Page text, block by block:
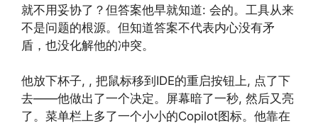
就不用妥协了？但答案他早就知道: 会的。工具从来
不是问题的根源。但知道答案不代表内心没有矛
盾，也没化解他的冲突。
他放下杯子, , 把鼠标移到IDE的重启按钮上, 点了下
去——他做出了一个决定。屏幕暗了一秒, 然后又亮
了。菜单栏上多了一个小小的Copilot图标。他靠在